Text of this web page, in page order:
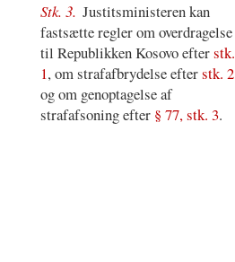
Stk. 3. Justitsministeren kan
fastsætte regler om overdragelse
til Republikken Kosovo efterstk.
1, om strafafbrydelse efterstk. 2
og om genoptagelse af
strafafsoning efter § 77, stk. 3.